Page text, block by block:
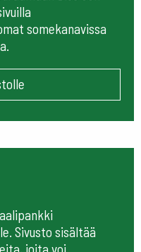
somekanavissa
Sivusto sisältää
joita voi